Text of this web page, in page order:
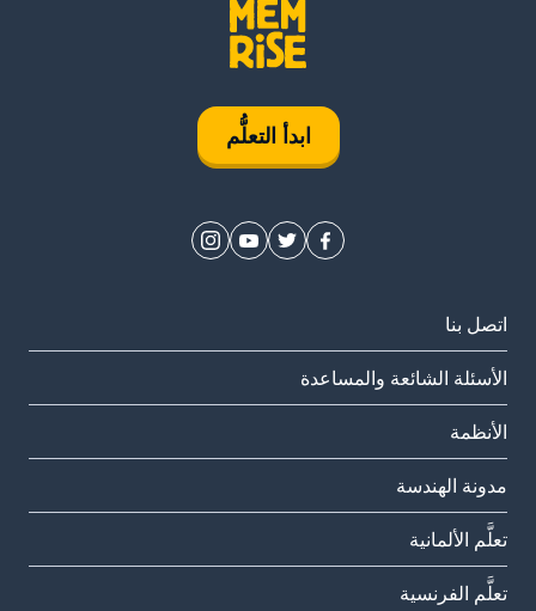
ابدأ التعلُّم
اتصل بنا
الأسئلة الشائعة والمساعدة
الأنظمة
مدونة الهندسة
تعلَّم الألمانية
تعلَّم الفرنسية